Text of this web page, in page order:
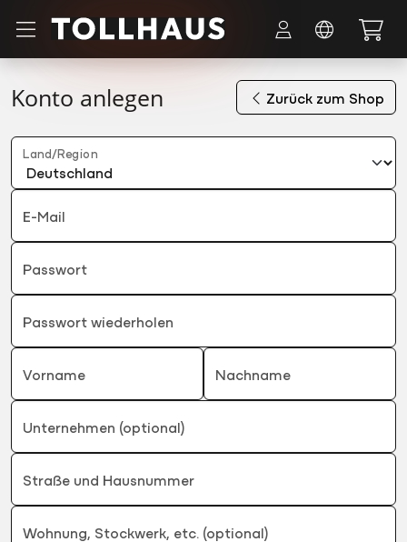
Zum Hauptinhalt springen
Konto anlegen Zurück zum Shop
Land/Region
E-Mail
Passwort
Passwort wiederholen
Vorname Nachname
Unternehmen (optional)
Straße und Hausnummer
Wohnung, Stockwerk, etc. (optional)